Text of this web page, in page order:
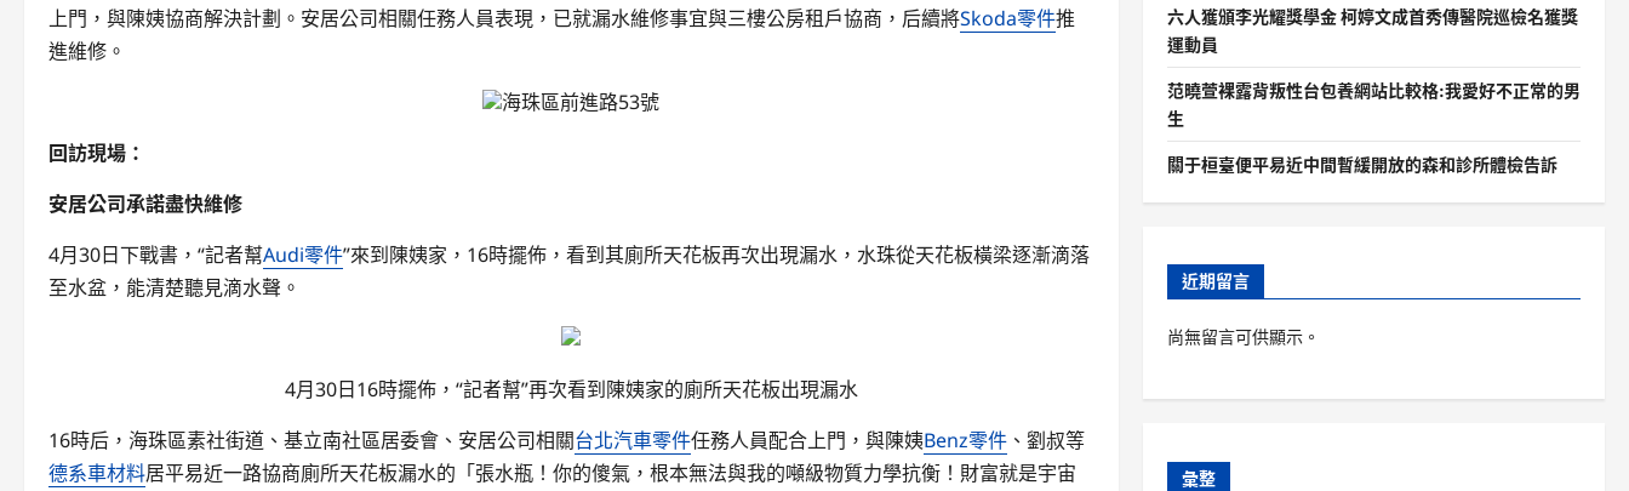
上門，與陳姨協商解決計劃。安居公司相關任務人員表現，已就漏水維修事宜與三樓公房租戶協商，后續將Skoda零件推
進維修。
海珠區前進路53號
回訪現場：
安居公司承諾盡快維修
4月30日下戰書，“記者幫Audi零件”來到陳姨家，16時擺佈，看到其廁所天花板再次出現漏水，水珠從天花板橫梁逐漸滴落
至水盆，能清楚聽見滴水聲。
4月30日16時擺佈，“記者幫”再次看到陳姨家的廁所天花板出現漏水
16時后，海珠區素社街道、基立南社區居委會、安居公司相關台北汽車零件任務人員配合上門，與陳姨Benz零件 、劉叔等
德系車材料居平易近一路協商廁所天花板漏水的「張水瓶！你的傻氣，根本無法與我的噸級物質力學抗衡！財富就是宇宙
六人獲頒李光耀獎學金 柯婷文成首秀傳醫院巡檢名獲獎
運動員
范曉萱裸露背叛性台包養網站比較格:我愛好不正常的男
生
關于桓臺便平易近中間暫緩開放的森和診所體檢告訴
近期留言
尚無留言可供顯示。
彙整